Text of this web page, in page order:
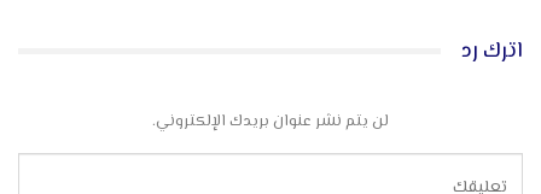
اترك رد
لن يتم نشر عنوان بريدك الإلكتروني.